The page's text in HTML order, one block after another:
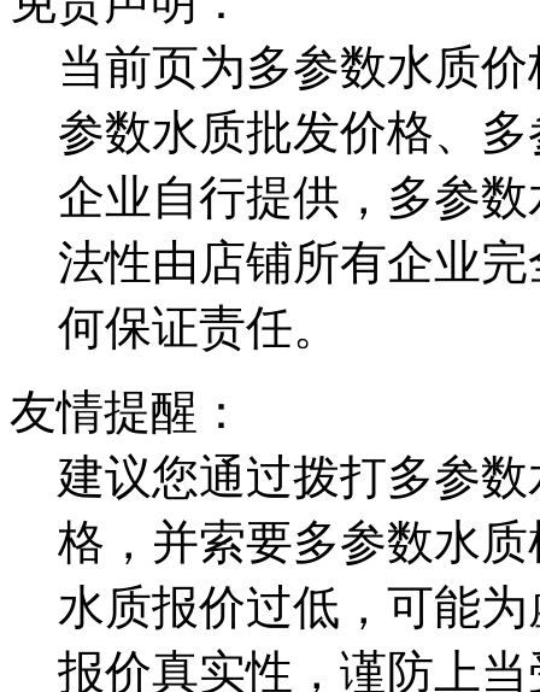
当前页为多参数水质
参数水质批发价格、
企业自行提供，多参
法性由店铺所有企业
何保证责任。
友情提醒：
建议您通过拨打多参
格，并索要多参数水
水质报价过低，可能
报价真实性，谨防上